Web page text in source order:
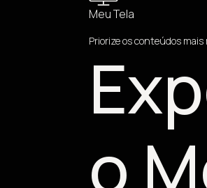
Meu Tela
Priorize os conteúdos
o